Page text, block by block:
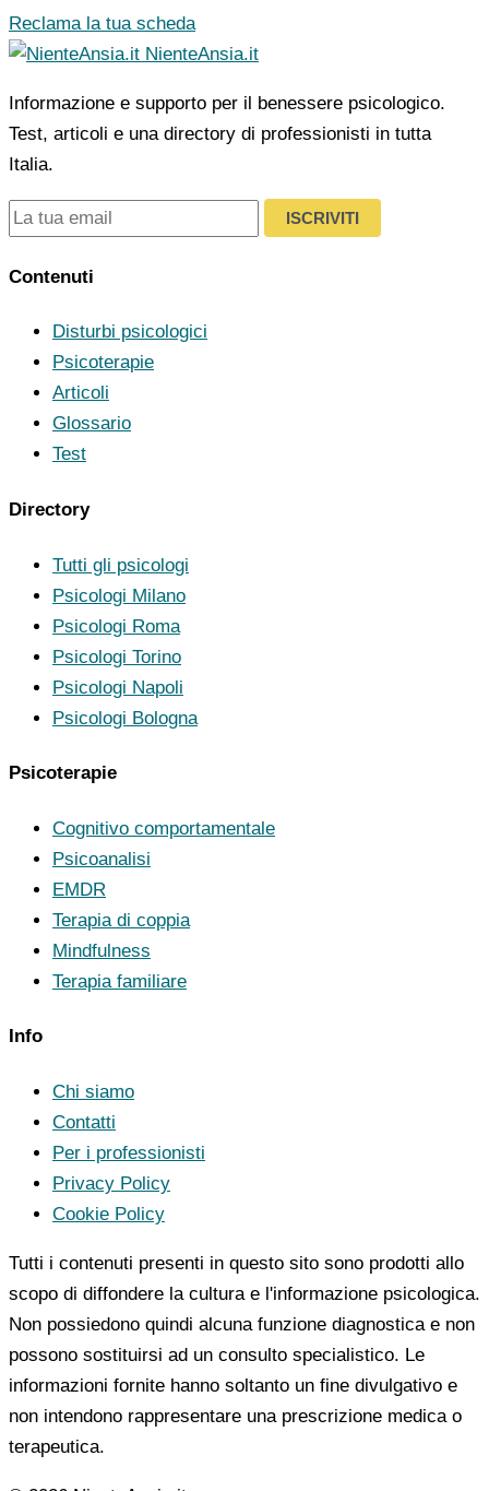
Reclama la tua scheda
NienteAnsia.it
Informazione e supporto per il benessere psicologico.
Test, articoli e una directory di professionisti in tutta
Italia.
ISCRIVITI
Contenuti
Disturbi psicologici
Psicoterapie
Articoli
Glossario
Test
Directory
Tutti gli psicologi
Psicologi Milano
Psicologi Roma
Psicologi Torino
Psicologi Napoli
Psicologi Bologna
Psicoterapie
Cognitivo comportamentale
Psicoanalisi
EMDR
Terapia di coppia
Mindfulness
Terapia familiare
Info
Chi siamo
Contatti
Per i professionisti
Privacy Policy
Cookie Policy
Tutti i contenuti presenti in questo sito sono prodotti allo
scopo di diffondere la cultura e l'informazione psicologica.
Non possiedono quindi alcuna funzione diagnostica e non
possono sostituirsi ad un consulto specialistico. Le
informazioni fornite hanno soltanto un fine divulgativo e
non intendono rappresentare una prescrizione medica o
terapeutica.